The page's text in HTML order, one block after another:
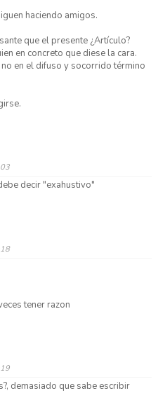
haciendo amigos.
que el presente ¿Artículo?
en concreto que diese la cara.
en el difuso y socorrido término
decir "exahustivo"
tener razon
demasiado que sabe escribir